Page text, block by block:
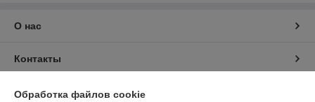
О нас
Контакты
Доставка и оплата
Обработка файлов cookie